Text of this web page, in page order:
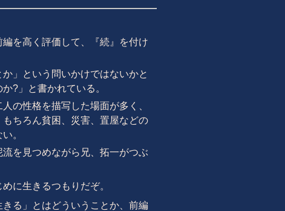
を高く評価して、『続』を付け
」という問いかけではないかと
?」と書かれている。
の性格を描写した場面が多く、
ちろん貧困、災害、置屋などの
。
を見つめながら兄、拓一がつぶ
に生きるつもりだぞ。
る」とはどういうことか、前編